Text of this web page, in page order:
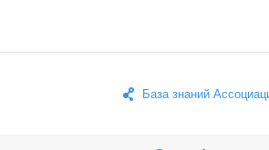
База знаний